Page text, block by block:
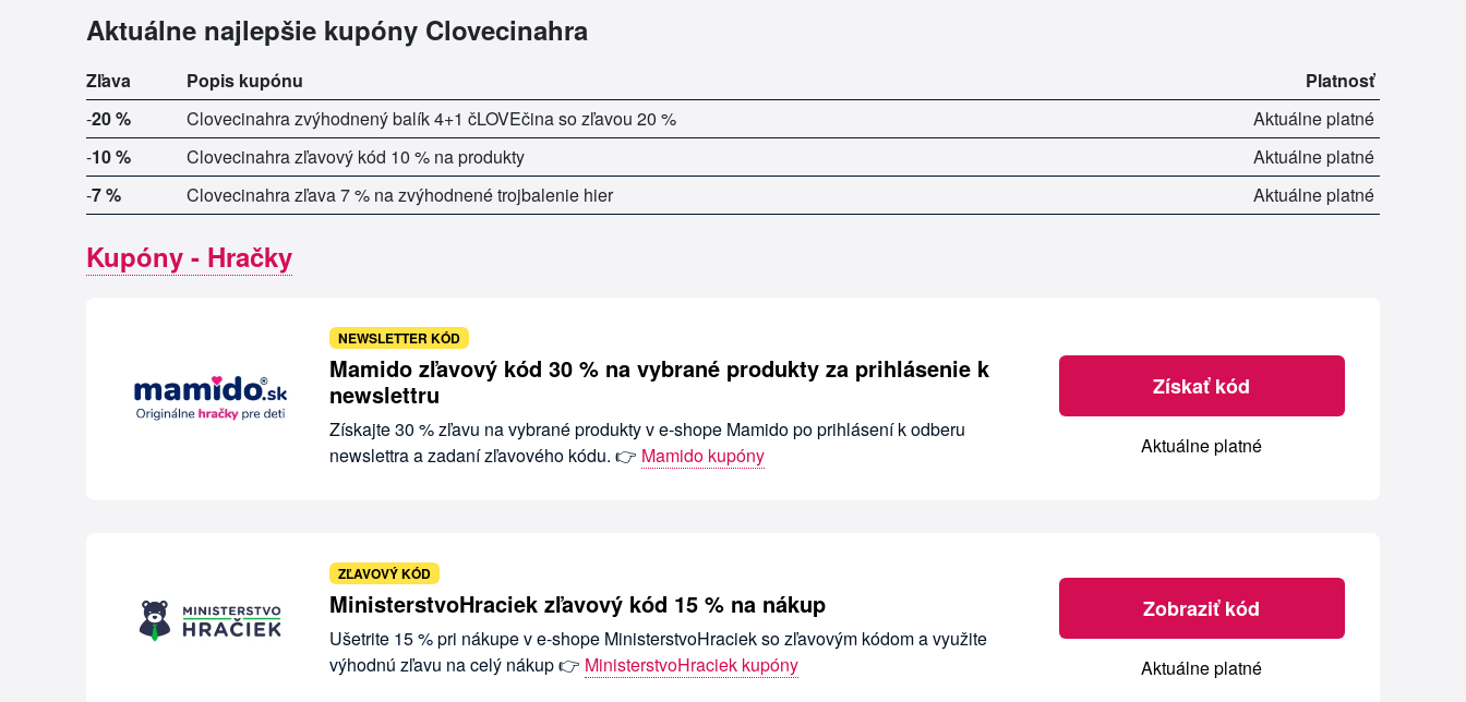
Aktuálne najlepšie kupóny Clovecinahra
Zľava Popis kupónu
Platnosť
-20 % Clovecinahra zvýhodnený balík 4+1 čLOVEčina so zľavou 20 %
Aktuálne platné
-10 % Clovecinahra zľavový kód 10 % na produkty
Aktuálne platné
-7 % Clovecinahra zľava 7 % na zvýhodnené trojbalenie hier Aktuálne platné
Kupóny - Hračky
NEWSLETTER KÓD
Mamido zľavový kód 30 % na vybrané produkty za prihlásenie k
newslettru
Získajte 30 % zľavu na vybrané produkty v e-shope Mamido po prihlásení k odberu
newslettra a zadaní zľavového kódu. 👉 Mamido kupóny
Získať kód
Aktuálne platné
ZĽAVOVÝ KÓD
MinisterstvoHraciek zľavový kód 15 % na nákup
Ušetrite 15 % pri nákupe v e-shope MinisterstvoHraciek so zľavovým kódom a využite
výhodnú zľavu na celý nákup 👉 MinisterstvoHraciek kupóny
Zobraziť kód
Aktuálne platné